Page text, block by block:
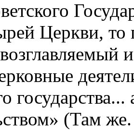
Церкви,
(Там